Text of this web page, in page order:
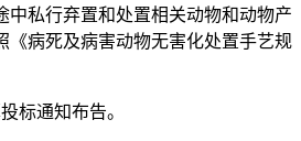
私行弃置和处置相关动物和动物产
《病死及病害动物无害化处置手艺规
标通知布告。